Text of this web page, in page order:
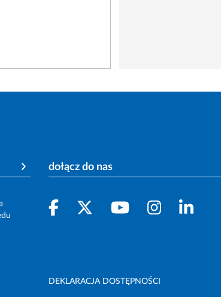
dołącz do nas
DEKLARACJA DOSTĘPNOŚCI